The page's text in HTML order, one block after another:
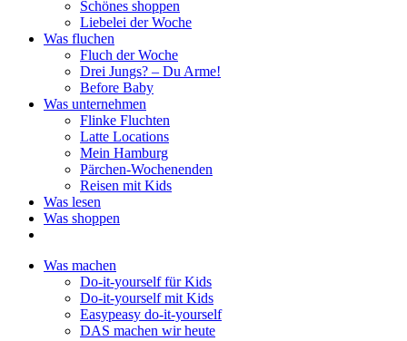
Schönes shoppen
Liebelei der Woche
Was fluchen
Fluch der Woche
Drei Jungs? – Du Arme!
Before Baby
Was unternehmen
Flinke Fluchten
Latte Locations
Mein Hamburg
Pärchen-Wochenenden
Reisen mit Kids
Was lesen
Was shoppen
Was machen
Do-it-yourself für Kids
Do-it-yourself mit Kids
Easypeasy do-it-yourself
DAS machen wir heute